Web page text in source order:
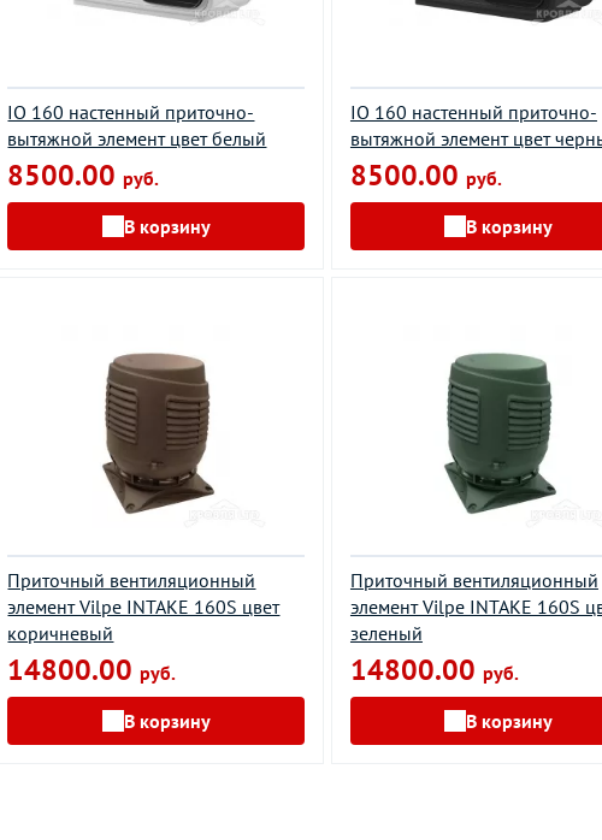
IO 160 настенный приточно-
вытяжной элемент цвет белый
8500.00руб.
В корзину
IO 160 настенный приточно-
вытяжной элемент цвет
8500.00 руб.
В корзину
Приточный вентиляционный
элемент Vilpe INTAKE 160S цвет
коричневый
14800.00руб.
В корзину
Приточный вентиляционный
элемент Vilpe INTAKE 160S
зеленый
14800.00 руб.
В корзину